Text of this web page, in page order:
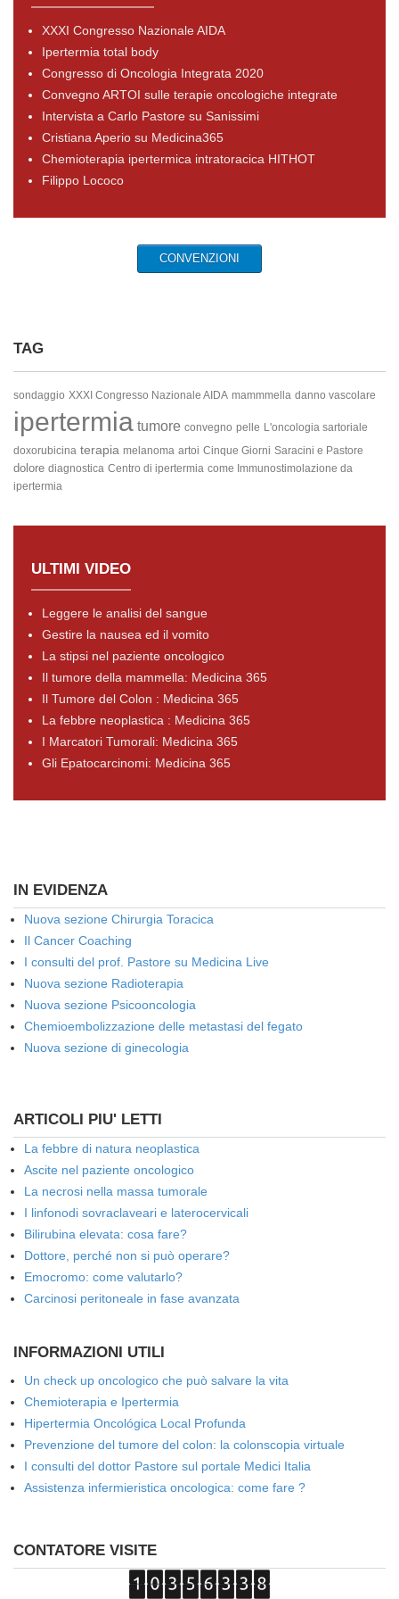
XXXI Congresso Nazionale AIDA
Ipertermia total body
Congresso di Oncologia Integrata 2020
Convegno ARTOI sulle terapie oncologiche integrate
Intervista a Carlo Pastore su Sanissimi
Cristiana Aperio su Medicina365
Chemioterapia ipertermica intratoracica HITHOT
Filippo Lococo
CONVENZIONI
TAG
sondaggio XXXI Congresso Nazionale AIDA mammmella danno vascolare
ipertermia tumore convegno pelle L'oncologia sartoriale
doxorubicina terapia melanoma artoi Cinque Giorni Saracini e Pastore
dolore diagnostica Centro di ipertermia come Immunostimolazione da
ipertermia
ULTIMI VIDEO
Leggere le analisi del sangue
Gestire la nausea ed il vomito
La stipsi nel paziente oncologico
Il tumore della mammella: Medicina 365
Il Tumore del Colon : Medicina 365
La febbre neoplastica : Medicina 365
I Marcatori Tumorali: Medicina 365
Gli Epatocarcinomi: Medicina 365
IN EVIDENZA
Nuova sezione Chirurgia Toracica
Il Cancer Coaching
I consulti del prof. Pastore su Medicina Live
Nuova sezione Radioterapia
Nuova sezione Psicooncologia
Chemioembolizzazione delle metastasi del fegato
Nuova sezione di ginecologia
ARTICOLI PIU' LETTI
La febbre di natura neoplastica
Ascite nel paziente oncologico
La necrosi nella massa tumorale
I linfonodi sovraclaveari e laterocervicali
Bilirubina elevata: cosa fare?
Dottore, perché non si può operare?
Emocromo: come valutarlo?
Carcinosi peritoneale in fase avanzata
INFORMAZIONI UTILI
Un check up oncologico che può salvare la vita
Chemioterapia e Ipertermia
Hipertermia Oncológica Local Profunda
Prevenzione del tumore del colon: la colonscopia virtuale
I consulti del dottor Pastore sul portale Medici Italia
Assistenza infermieristica oncologica: come fare ?
CONTATORE VISITE